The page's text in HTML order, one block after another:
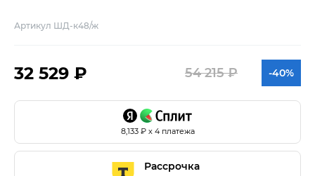
Артикул ШД-к48/ж
32 529 ₽ 54 215 ₽ -40%
8,133₽ х 4 платежа
Рассрочка